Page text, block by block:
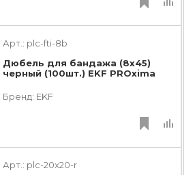
Арт.: plc-fti-8b
Дюбель для бандажа (8х45)
черный (100шт.) EKF PROxima
Бренд: EKF
Арт.: plc-20x20-r